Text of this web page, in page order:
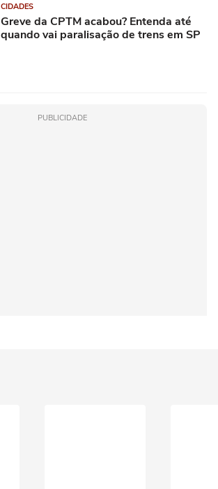
CIDADES
Greve da CPTM acabou? Entenda até
quando vai paralisação de trens em SP
PUBLICIDADE